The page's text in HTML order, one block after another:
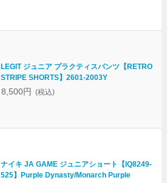
LEGIT ジュニア プラクティスパンツ【RETRO
STRIPE SHORTS】2601-2003Y
8,500円 (税込)
ナイキ JA GAME ジュニアショート【IQ8249-
525】Purple Dynasty/Monarch Purple